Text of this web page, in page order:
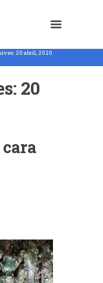
20 abril, 2020
20